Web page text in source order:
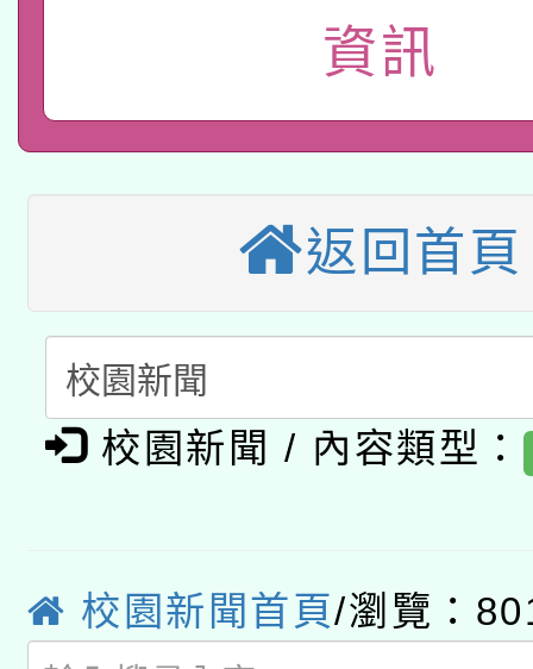
用水績優單位及節水達
桃園市孔廟祈福系列
2026年桃園地景藝術
本校115學年度第2次
招甄選結果公告(無人
適應運動共學行動站研
本館辦理115年度閱讀
暨閱讀推動專業研習
科技賦能─人工智慧
礎課程
A3數位素養講師名單
「數位內容與教學軟體
pilot」
有關大陸委員會函釋公
用水績優單位及節水達
桃園市孔廟祈福系列
2026年桃園地景藝術
資訊
返回首頁
校園新聞 / 內容類型：
校園新聞首頁/瀏覽：